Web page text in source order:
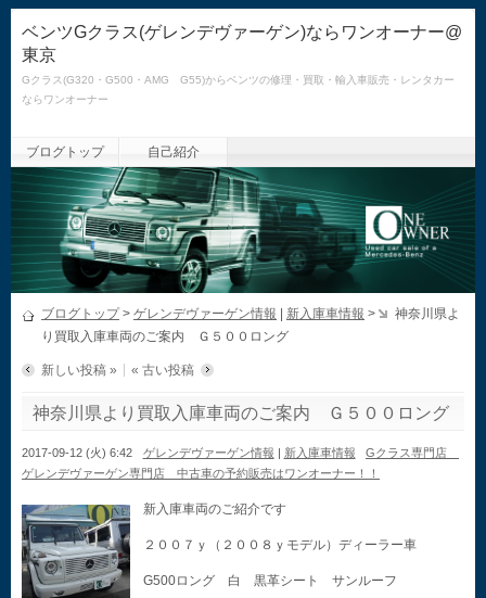
ベンツGクラス(ゲレンデヴァーゲン)ならワンオーナー@
東京
Gクラス(G320・G500・AMG G55)からベンツの修理・買取・輸入車販売・レンタカー
ならワンオーナー
ブログトップ 自己紹介
ブログトップ> ゲレンデヴァーゲン情報 新入庫車情報 >
神奈川県よ
り買取入庫車両のご案内 Ｇ５００ロング
新しい投稿 » « 古い投稿
神奈川県より買取入庫車両のご案内 Ｇ５００ロング
2017-09-12 (火) 6:42 ゲレンデヴァーゲン情報 | 新入庫車情報
Gクラス専門店
ゲレンデヴァーゲン専門店 中古車の予約販売はワンオーナー！！
新入庫車両のご紹介です
２００７ｙ（２００８ｙモデル）ディーラー車
G500ロング 白 黒革シート サンルーフ